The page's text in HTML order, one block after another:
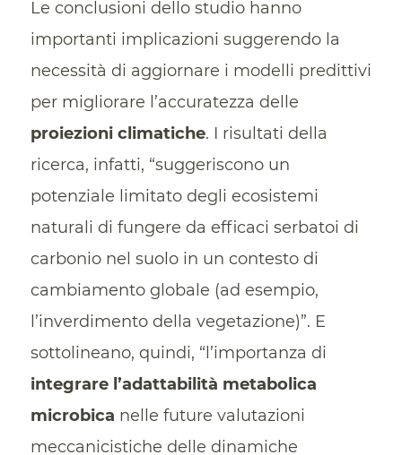
Le conclusioni dello studio hanno
importanti implicazioni suggerendo la
necessità di aggiornare i modelli predittivi
per migliorare l’accuratezza delle
proiezioni climatiche. I risultati della
ricerca, infatti, “suggeriscono un
potenziale limitato degli ecosistemi
naturali di fungere da efficaci serbatoi di
carbonio nel suolo in un contesto di
cambiamento globale (ad esempio,
l’inverdimento della vegetazione)”. E
sottolineano, quindi, “l’importanza di
integrare l’adattabilità metabolica
microbica nelle future valutazioni
meccanicistiche delle dinamiche